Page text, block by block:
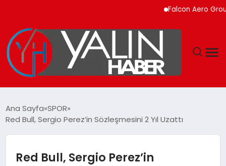
Falcon Aero Group,
DÜNYA
Ana Sayfa SPOR
Red Bull, Sergio Perez’in Sözleşmesini 2 Yıl Uzattı
Red Bull, Sergio Perez’in